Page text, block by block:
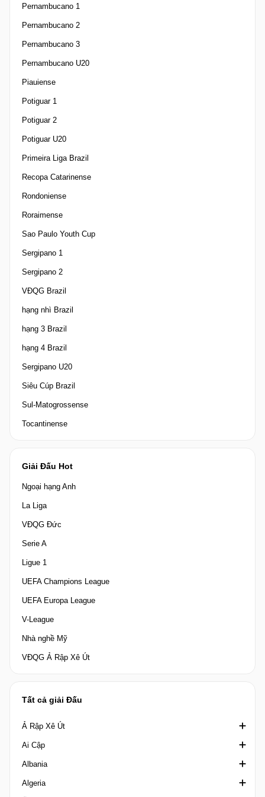
Pernambucano 1
Pernambucano 2
Pernambucano 3
Pernambucano U20
Piauiense
Potiguar 1
Potiguar 2
Potiguar U20
Primeira Liga Brazil
Recopa Catarinense
Rondoniense
Roraimense
Sao Paulo Youth Cup
Sergipano 1
Sergipano 2
VĐQG Brazil
hạng nhì Brazil
hạng 3 Brazil
hạng 4 Brazil
Sergipano U20
Siêu Cúp Brazil
Sul-Matogrossense
Tocantinense
Giải Đấu Hot
Ngoại hạng Anh
La Liga
VĐQG Đức
Serie A
Ligue 1
UEFA Champions League
UEFA Europa League
V-League
Nhà nghề Mỹ
VĐQG Ả Rập Xê Út
Tất cả giải Đấu
Ả Rập Xê Út
Crown Prince Cup Saudi Arabia
Division 1 Saudi Arabia
King's Cup Saudi Arabia
Ai Cập
Cúp quốc gia Ai Cập
Cúp Liên đoàn Ai Cập
Albania
1st Division Albania
Algeria